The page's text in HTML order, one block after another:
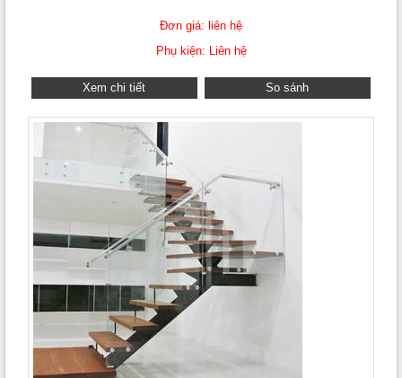
Đơn giá: liên hệ
Phụ kiện: Liên hệ
Xem chi tiết So sánh